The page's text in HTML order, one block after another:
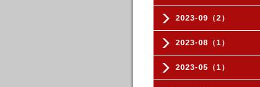
2023-09（2）
2023-08（1）
2023-05（1）